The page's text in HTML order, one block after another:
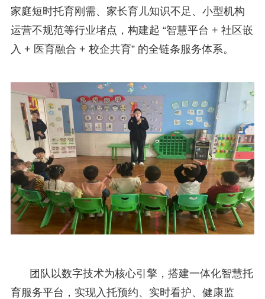
家庭短时托育刚需、家长育儿知识不足、小型机构
运营不规范等行业堵点，构建起 “智慧平台 + 社区嵌
入 + 医育融合 + 校企共育” 的全链条服务体系。
团队以数字技术为核心引擎，搭建一体化智慧托
育服务平台，实现入托预约、实时看护、健康监